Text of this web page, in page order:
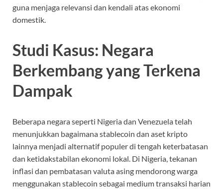
guna menjaga relevansi dan kendali atas ekonomi
domestik.
Studi Kasus: Negara
Berkembang yang Terkena
Dampak
Beberapa negara seperti Nigeria dan Venezuela telah
menunjukkan bagaimana stablecoin dan aset kripto
lainnya menjadi alternatif populer di tengah keterbatasan
dan ketidakstabilan ekonomi lokal. Di Nigeria, tekanan
inflasi dan pembatasan valuta asing mendorong warga
menggunakan stablecoin sebagai medium transaksi harian